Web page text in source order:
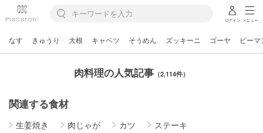
ログイン メニュー
なす きゅうり 大根 キャベツ そうめん ズッキーニ ゴーヤ ピーマ
肉料理の人気記事 （2,114件）
関連する食材
生姜焼き 肉じゃが カツ
ステーキ